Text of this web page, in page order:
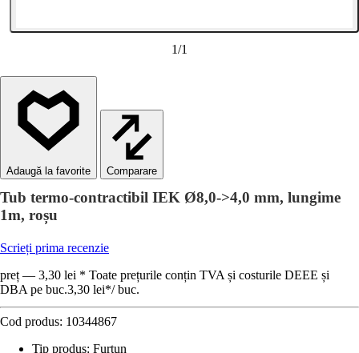
1/1
Comparare
Tub termo-contractibil IEK Ø8,0->4,0 mm, lungime
1m, roșu
Scrieți prima recenzie
preț — 3,30 lei * Toate prețurile conțin TVA și costurile DEEE și
DBA pe buc.3,30 lei*/ buc.
Cod produs: 10344867
Tip produs: Furtun